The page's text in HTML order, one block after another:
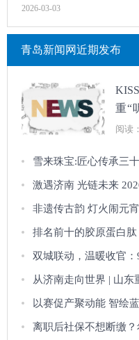
2026-03-03
青岛新闻网近期发布
重“
点
阅读
雪来珠宝:匠心传承三
排名前十的胶原蛋白